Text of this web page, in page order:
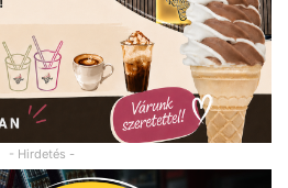
- Hirdetés -